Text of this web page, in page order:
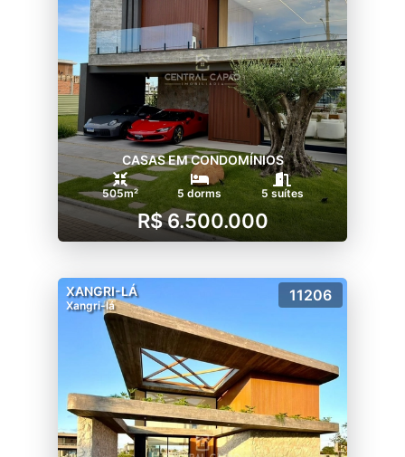
CASAS EM CONDOMÍNIOS
505m² 5 dorms 5 suítes
R$ 6.500.000
XANGRI-LÁ
Xangri-lá
11206